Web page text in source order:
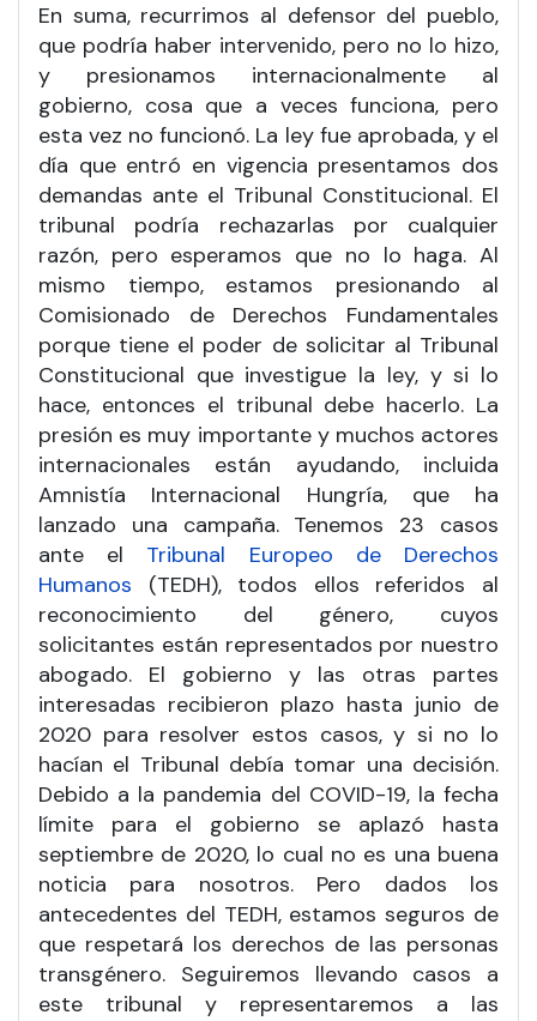
En suma, recurrimos al defensor del pueblo,
que podría haber intervenido, pero no lo hizo,
y presionamos internacionalmente al
gobierno, cosa que a veces funciona, pero
esta vez no funcionó. La ley fue aprobada, y el
día que entró en vigencia presentamos dos
demandas ante el Tribunal Constitucional. El
tribunal podría rechazarlas por cualquier
razón, pero esperamos que no lo haga. Al
mismo tiempo, estamos presionando al
Comisionado de Derechos Fundamentales
porque tiene el poder de solicitar al Tribunal
Constitucional que investigue la ley, y si lo
hace, entonces el tribunal debe hacerlo. La
presión es muy importante y muchos actores
internacionales están ayudando, incluida
Amnistía Internacional Hungría, que ha
lanzado una campaña. Tenemos 23 casos
ante el Tribunal Europeo de Derechos
Humanos (TEDH), todos ellos referidos al
reconocimiento del género, cuyos
solicitantes están representados por nuestro
abogado. El gobierno y las otras partes
interesadas recibieron plazo hasta junio de
2020 para resolver estos casos, y si no lo
hacían el Tribunal debía tomar una decisión.
Debido a la pandemia del COVID-19, la fecha
límite para el gobierno se aplazó hasta
septiembre de 2020, lo cual no es una buena
noticia para nosotros. Pero dados los
antecedentes del TEDH, estamos seguros de
que respetará los derechos de las personas
transgénero. Seguiremos llevando casos a
este tribunal y representaremos a las